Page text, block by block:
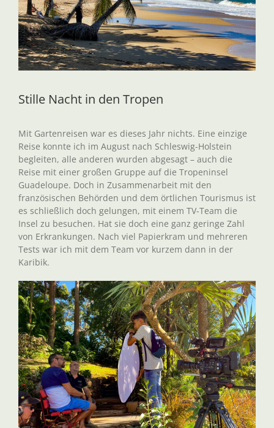
Stille Nacht in den Tropen
Mit Gartenreisen war es dieses Jahr nichts. Eine einzige
Reise konnte ich im August nach Schleswig-Holstein
begleiten, alle anderen wurden abgesagt – auch die
Reise mit einer großen Gruppe auf die Tropeninsel
Guadeloupe. Doch in Zusammenarbeit mit den
französischen Behörden und dem örtlichen Tourismus ist
es schließlich doch gelungen, mit einem TV-Team die
Insel zu besuchen. Hat sie doch eine ganz geringe Zahl
von Erkrankungen. Nach viel Papierkram und mehreren
Tests war ich mit dem Team vor kurzem dann in der
Karibik.